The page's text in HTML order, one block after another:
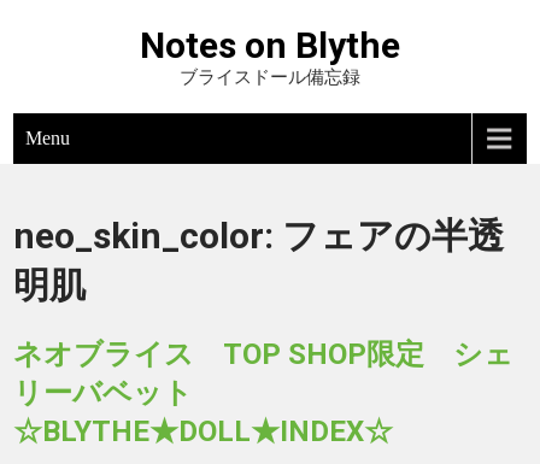
Notes on Blythe
ブライスドール備忘録
Menu
neo_skin_color: フェアの半透
明肌
ネオブライス TOP SHOP限定 シェ
リーバベット
☆BLYTHE★DOLL★INDEX☆